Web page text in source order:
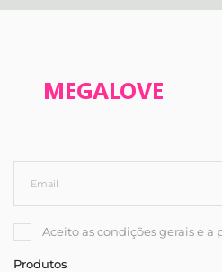
Aceito as condições gerais e
Produtos